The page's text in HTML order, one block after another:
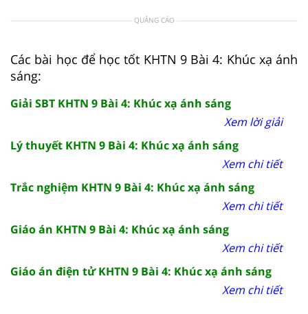
QUẢNG CÁO
Các bài học để học tốt KHTN 9 Bài 4: Khúc xạ ánh
sáng:
Giải SBT KHTN 9 Bài 4: Khúc xạ ánh sáng
Xem lời giải
Lý thuyết KHTN 9 Bài 4: Khúc xạ ánh sáng
Xem chi tiết
Trắc nghiệm KHTN 9 Bài 4: Khúc xạ ánh sáng
Xem chi tiết
Giáo án KHTN 9 Bài 4: Khúc xạ ánh sáng
Xem chi tiết
Giáo án điện tử KHTN 9 Bài 4: Khúc xạ ánh sáng
Xem chi tiết